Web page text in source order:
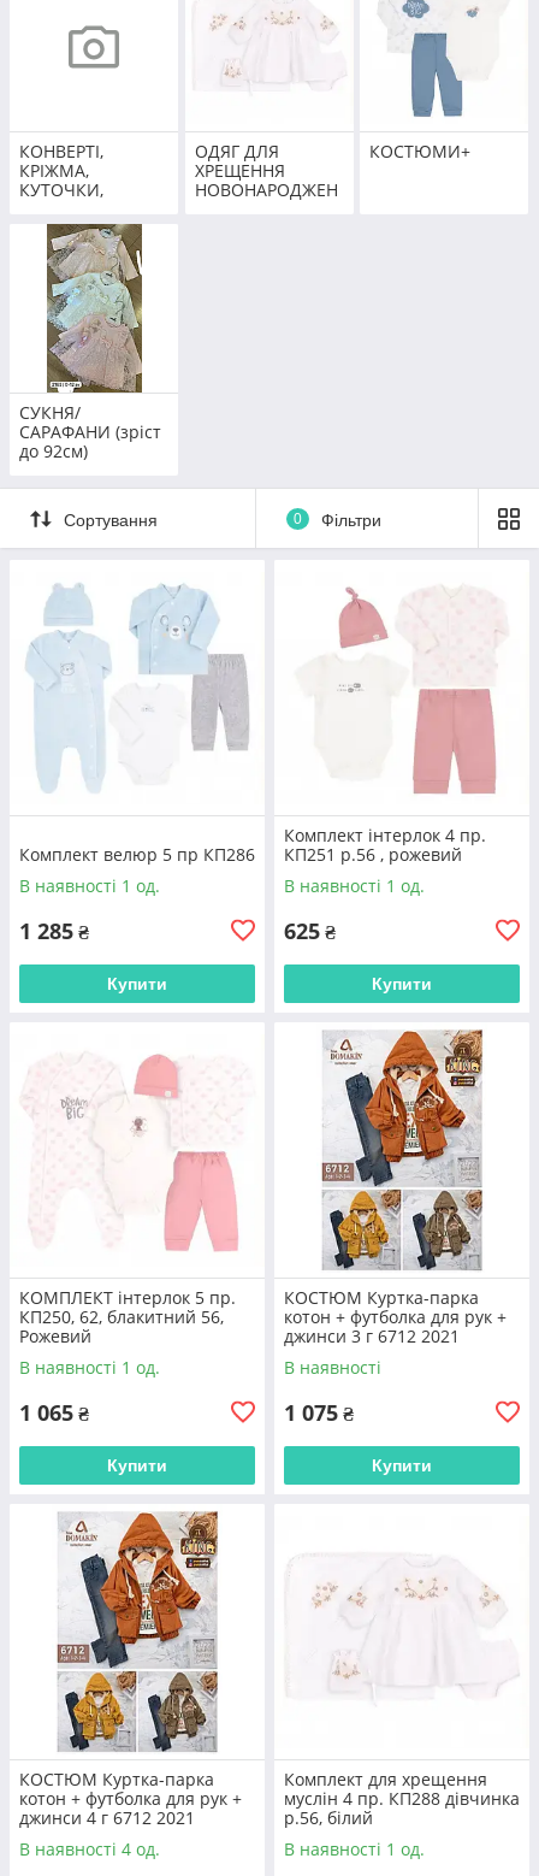
Безпека
Весь товар абсолютно безпечний,
виконаний із гіпоалергенних
матеріалів
Товари відповідають сучасним
модним тенденціям, представлені
БIЛЬШЕ ПРО КОМПАНIЮ
Як замовити необхідний товар?
Оформлення
Замовлення оформляємо на сайті через
кошик або за вказаним телефоном
Оплата
Можлива післяплата або безготівковий
розрахунок переказом
Працюємо по всій Україні з компаніями
«Нова пошта» та «Justin»
Не змінюємо ціни у процесі оформлення
замовлень. Надаємо вигідні знижки
ДОСТАВКА I ОПЛАТА
КОНВЕРТІ,
КРІЖМА,
КУТОЧКИ,
КАЛЯСКУ,
ПЕЛЮШКИ
ОДЯГ ДЛЯ
ХРЕЩЕННЯ
НОВОНАРОДЖЕН
КОСТЮМИ+
СУКНЯ/
САРАФАНИ (зріст
до 92см)
Сортування 0 Фільтри
Комплект велюр 5 пр КП286
В наявності 1 од.
1 285₴
Купити
Комплект інтерлок 4 пр.
КП251 р.56 , рожевий
В наявності 1 од.
625₴
Купити
КОМПЛЕКТ інтерлок 5 пр.
КП250, 62, блакитний 56,
Рожевий
В наявності 1 од.
1 065₴
Купити
КОСТЮМ Куртка-парка
котон + футболка для рук +
джинси 3 г 6712 2021
В наявності
1 075₴
Купити
КОСТЮМ Куртка-парка
котон + футболка для рук +
джинси 4 г 6712 2021
В наявності 4 од.
Комплект для хрещення
муслін 4 пр. КП288 дівчинка
р.56, білий
В наявності 1 од.